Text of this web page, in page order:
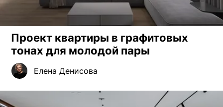
Проект квартиры в графитовых
тонах для молодой пары
Елена Денисова